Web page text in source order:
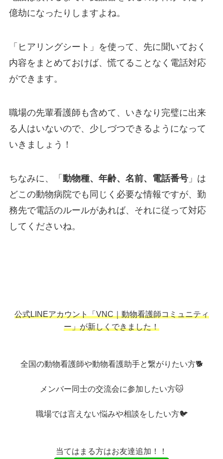
億劫になったりしますよね。
「ヒアリングシート」を使って、先に聞いておく
内容をまとめておけば、慌てることなく電話対応
ができます。
職場の先輩看護師も含めて、いきなり完璧に出来
る人はいないので、少しづつできるようになって
いきましょう！
ちなみに、「 動物種、年齢、名前、電話番号」は
どこの動物病院でも同じく必要な情報ですが、勤
務先で電話のルールがあれば、それに従って対応
してくださいね。
公式LINEアカウント「VNC｜動物看護師コミュニティ
ー」が新しくできました！
全国の動物看護師や動物看護助手と繋がりたい方🐕
メンバー同士の交流会に参加したい方🐱
職場では言えない悩みや相談をしたい方🐦
当てはまる方はお友達追加！！